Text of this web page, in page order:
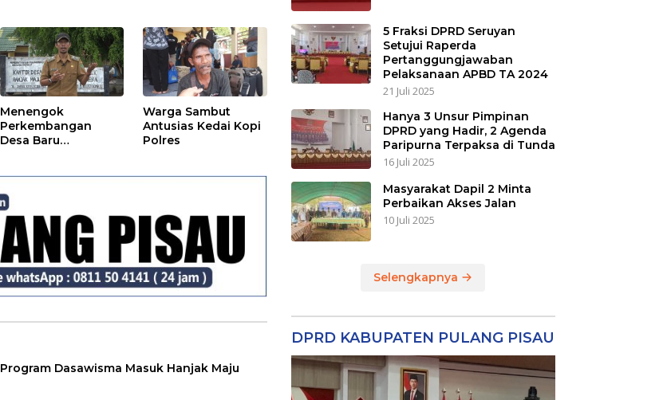
Menengok
Perkembangan
Desa Baru
Warga Sambut
Antusias Kedai Kopi
Polres
Program Dasawisma Masuk Hanjak Maju
5 Fraksi DPRD Seruyan
Setujui Raperda
Pertanggungjawaban
Pelaksanaan APBD TA 2024
21 Juli 2025
Hanya 3 Unsur Pimpinan
DPRD yang Hadir, 2 Agenda
Paripurna Terpaksa di Tunda
16 Juli 2025
Masyarakat Dapil 2 Minta
Perbaikan Akses Jalan
10 Juli 2025
Selengkapnya
DPRD KABUPATEN PULANG PISAU